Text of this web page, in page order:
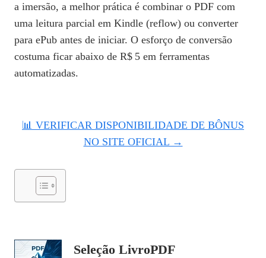
a imersão, a melhor prática é combinar o PDF com
uma leitura parcial em Kindle (reflow) ou converter
para ePub antes de iniciar. O esforço de conversão
costuma ficar abaixo de R$ 5 em ferramentas
automatizadas.
📊 VERIFICAR DISPONIBILIDADE DE BÔNUS
NO SITE OFICIAL →
Seleção LivroPDF